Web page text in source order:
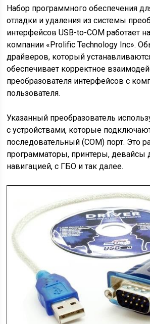
Набор программного обеспечения
отладки и удаления из системы
интерфейсов USB-to-COM работает
компании «Prolific Technology Inc».
драйверов, который
обеспечивает корректное
преобразователя интерфейсов с
пользователя.
Указанный преобразователь
с устройствами, которые
последовательный (COM) порт. Это
программаторы, принтеры, девайсы
навигацией, с ГБО и так далее.